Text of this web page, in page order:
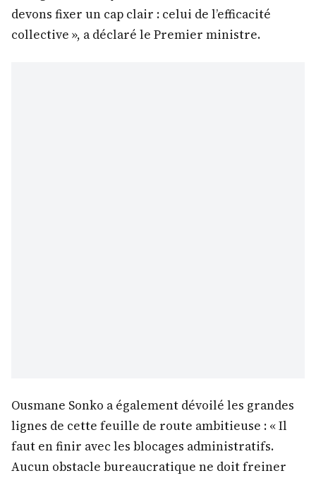
devons fixer un cap clair : celui de l’efficacité
collective », a déclaré le Premier ministre.
Ousmane Sonko a également dévoilé les grandes
lignes de cette feuille de route ambitieuse : « Il
faut en finir avec les blocages administratifs.
Aucun obstacle bureaucratique ne doit freiner